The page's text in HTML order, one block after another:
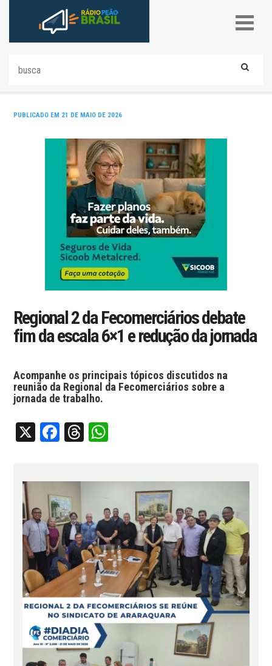
PUBLICADO EM 21 DE MAIO DE 2026
Regional 2 da Fecomerciários debate
fim da escala 6×1 e redução da jornada
Acompanhe os principais tópicos discutidos na
reunião da Regional da Fecomerciários sobre a
jornada de trabalho.
X Facebook
Threads